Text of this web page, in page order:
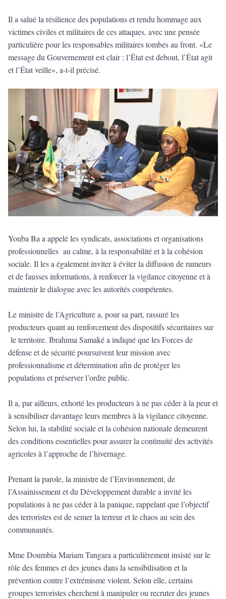
Il a salué la résilience des populations et rendu hommage aux
victimes civiles et militaires de ces attaques, avec une pensée
particulière pour les responsables militaires tombés au front. «Le
message du Gouvernement est clair : l’État est debout, l’État agit
et l’État veille», a-t-il précisé.
Youba Ba a appelé les syndicats, associations et organisations
professionnelles au calme, à la responsabilité et à la cohésion
sociale. Il les a également inviter à éviter la diffusion de rumeurs
et de fausses informations, à renforcer la vigilance citoyenne et à
maintenir le dialogue avec les autorités compétentes.
Le ministre de l’Agriculture a, pour sa part, rassuré les
producteurs quant au renforcement des dispositifs sécuritaires sur
le territoire. Ibrahima Samaké a indiqué que les Forces de
défense et de sécurité poursuivent leur mission avec
professionnalisme et détermination afin de protéger les
populations et préserver l’ordre public.
Il a, par ailleurs, exhorté les producteurs à ne pas céder à la peur et
à sensibiliser davantage leurs membres à la vigilance citoyenne.
Selon lui, la stabilité sociale et la cohésion nationale demeurent
des conditions essentielles pour assurer la continuité des activités
agricoles à l’approche de l’hivernage.
Prenant la parole, la ministre de l’Environnement, de
l’Assainissement et du Développement durable a invité les
populations à ne pas céder à la panique, rappelant que l’objectif
des terroristes est de semer la terreur et le chaos au sein des
communautés.
Mme Doumbia Mariam Tangara a particulièrement insisté sur le
rôle des femmes et des jeunes dans la sensibilisation et la
prévention contre l’extrémisme violent. Selon elle, certains
groupes terroristes cherchent à manipuler ou recruter des jeunes